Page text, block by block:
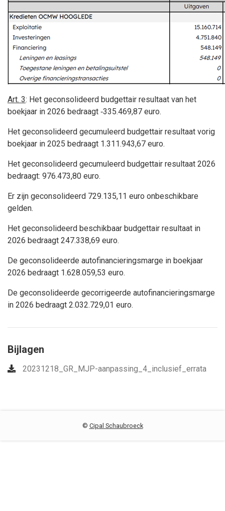
Art. 3: Het geconsolideerd budgettair resultaat van het
boekjaar in 2026 bedraagt ‑335.469,87 euro.
Het geconsolideerd gecumuleerd budgettair resultaat vorig
boekjaar in 2025 bedraagt 1.311.943,67 euro.
Het geconsolideerd gecumuleerd budgettair resultaat 2026
bedraagt: 976.473,80 euro.
Er zijn geconsolideerd 729.135,11 euro onbeschikbare
gelden.
Het geconsolideerd beschikbaar budgettair resultaat in
2026 bedraagt 247.338,69 euro.
De geconsolideerde autofinancieringsmarge in boekjaar
2026 bedraagt 1.628.059,53 euro.
De geconsolideerde gecorrigeerde autofinancieringsmarge
in 2026 bedraagt 2.032.729,01 euro.
Bijlagen
20231218_GR_MJP-aanpassing_4_inclusief_errata
© Cipal Schaubroeck